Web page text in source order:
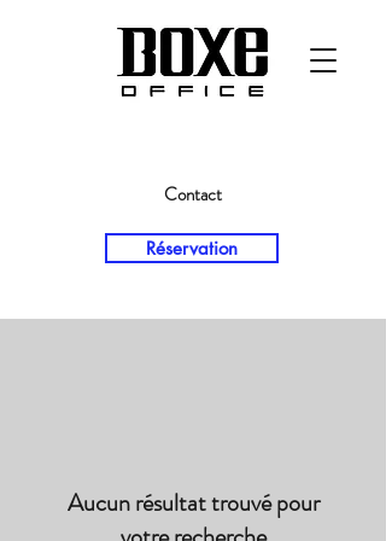
Contact
Réservation
Aucun résultat trouvé pour